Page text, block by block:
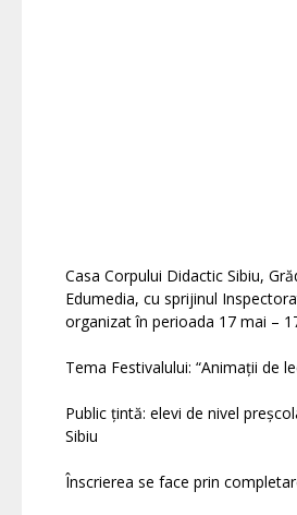
Casa Corpului Didactic Sibiu,
Edumedia, cu sprijinul
organizat în perioada 17 mai –
Tema Festivalului: “Animații de
Public țintă: elevi de nivel
Sibiu
Înscrierea se face prin